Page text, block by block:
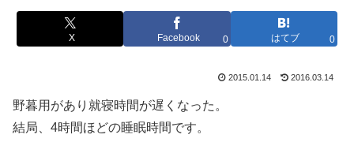
X Facebook 0 はてブ 0
2015.01.14 2016.03.14
野暮用があり就寝時間が遅くなった。
結局、4時間ほどの睡眠時間です。